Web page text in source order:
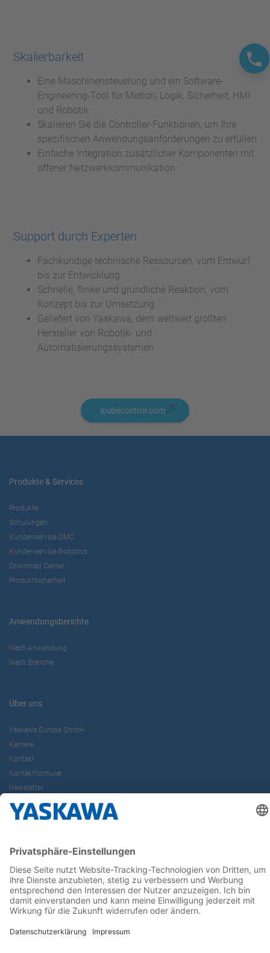
Skalierbarkeit
Eine Maschinensteuerung und ein Software-
Engineering-Tool für Motion, Logik, Sicherheit, HMI
und Robotik
Skalieren Sie die Controller-Funktionen, um Ihre
spezifischen Anwendungsanforderungen zu erfüllen
Einfache Integration zusätzlicher Komponenten mit
offener Netzwerkkommunikation
Support durch Experten
Fachkundige technische Ressourcen, vom Entwurf
bis zur Entwicklung
Schnelle, flinke und gründliche Reaktion, vom
Konzept bis zur Umsetzung
Geliefert von Yaskawa, dem weltweit größten
Hersteller von Robotik- und
Automatisierungssystemen
icubecontrol.com
Produkte & Services
Produkte
Schulungen
Kundenservice DMC
Kundenservice Robotics
Download Center
Produktsicherheit
Anwendungsberichte
Nach Anwendung
Nach Branche
Über uns
Yaskawa Europe GmbH
Karriere
Kontakt
Kontaktformular
Newsletter